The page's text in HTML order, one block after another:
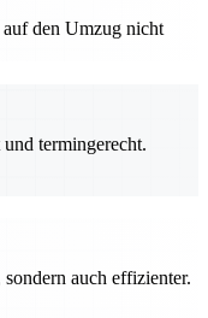
auf den Umzug nicht
termingerecht.
auch effizienter.